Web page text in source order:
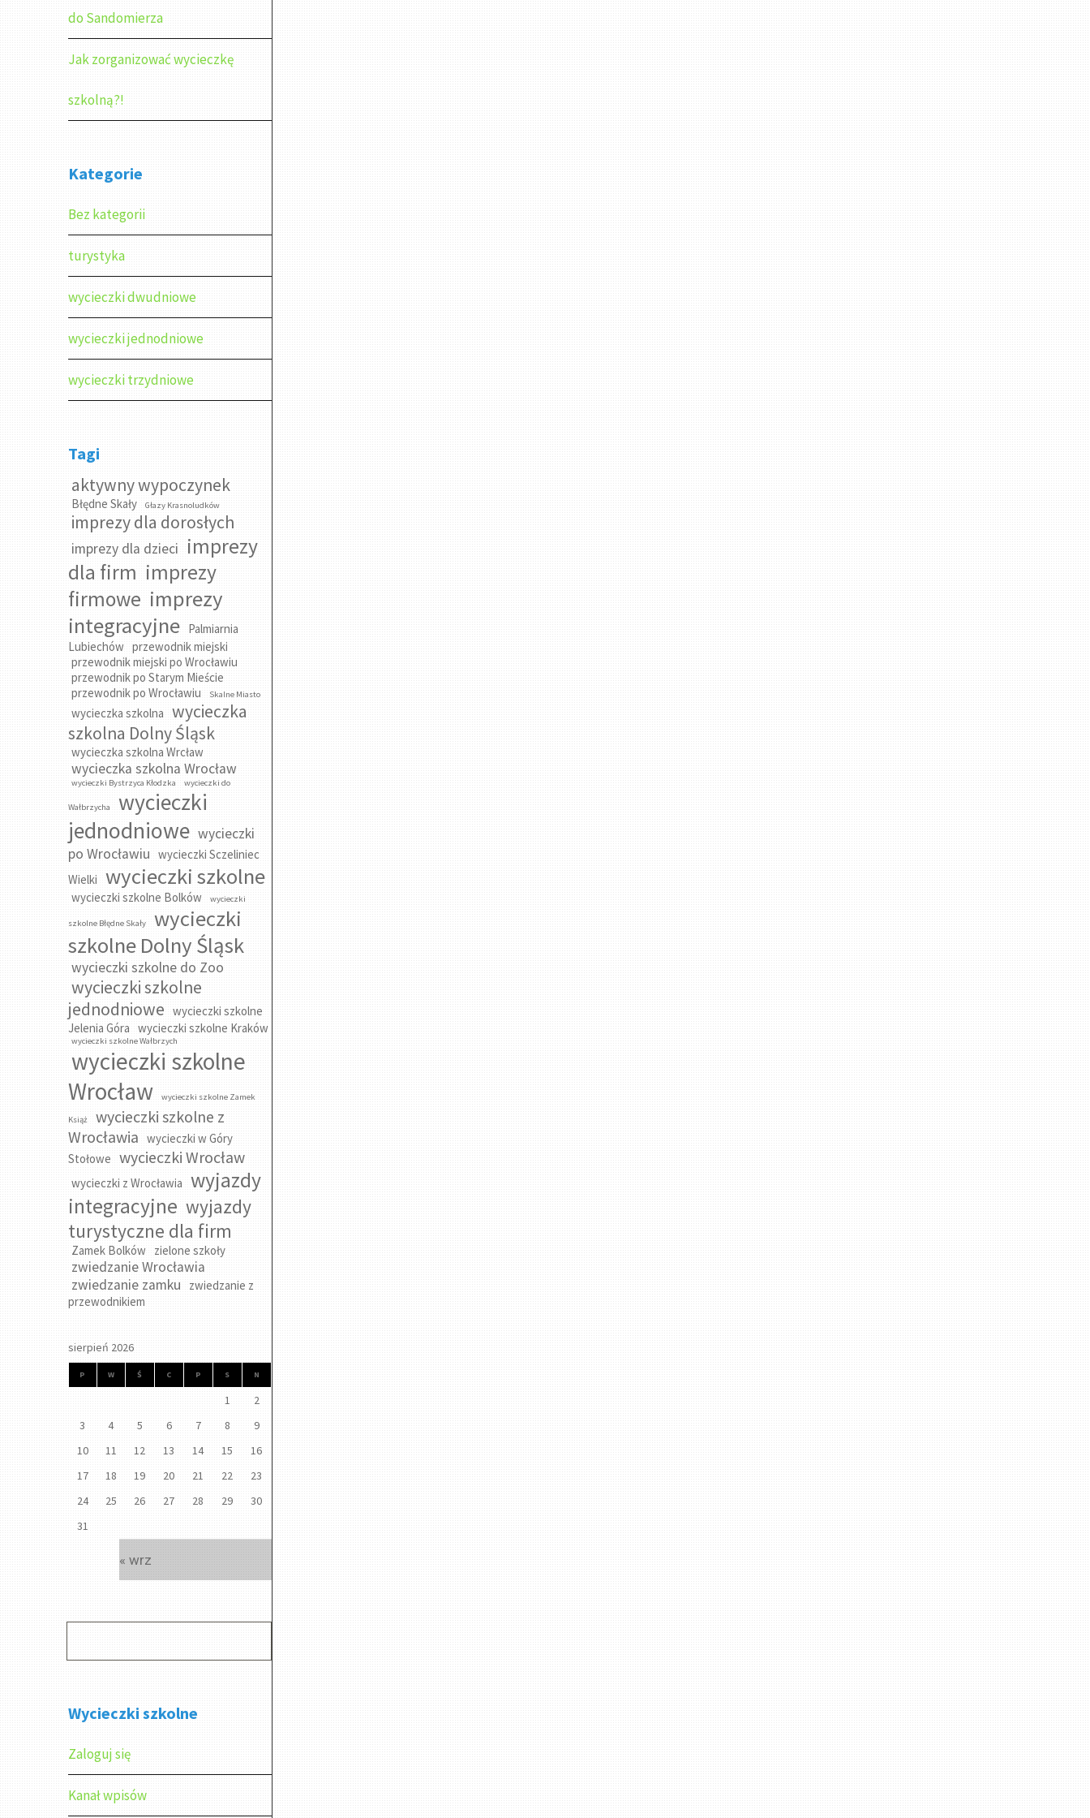
do Sandomierza
Jak zorganizować wycieczkę
szkolną?!
Kategorie
Bez kategorii
turystyka
wycieczki dwudniowe
wycieczki jednodniowe
wycieczki trzydniowe
Tagi
aktywny wypoczynek
Błędne Skały Głazy Krasnoludków
imprezy dla dorosłych
imprezy dla dzieci imprezy
dla firm imprezy
firmowe imprezy
integracyjne Palmiarnia
Lubiechów przewodnik miejski
przewodnik miejski po Wrocławiu
przewodnik po Starym Mieście
przewodnik po Wrocławiu
Skalne Miasto
wycieczka szkolna wycieczka
szkolna Dolny Śląsk
wycieczka szkolna Wrcław
wycieczka szkolna Wrocław
wycieczki Bystrzyca Kłodzka wycieczki do
Wałbrzycha
wycieczki
jednodniowe wycieczki
po Wrocławiu wycieczki Sczeliniec
Wielki wycieczki szkolne
wycieczki szkolne Bolków wycieczki
szkolne Błędne Skały
wycieczki
szkolne Dolny Śląsk
wycieczki szkolne do Zoo
wycieczki szkolne
jednodniowe wycieczki szkolne
Jelenia Góra wycieczki szkolne Kraków
wycieczki szkolne Wałbrzych
wycieczki szkolne
Wrocław
wycieczki szkolne Zamek
Książ
wycieczki szkolne z
Wrocławia wycieczki w Góry
Stołowe wycieczki Wrocław
wycieczki z Wrocławia wyjazdy
integracyjne wyjazdy
turystyczne dla firm
Zamek Bolków zielone szkoły
zwiedzanie Wrocławia
zwiedzanie zamku
zwiedzanie z
przewodnikiem
sierpień 2026
P W Ś C P S N
1
2
3
4 5 6 7 8
9
10
11 12 13 14 15
16
17
18 19 20 21 22
23
24
25 26 27 28 29
30
31
« wrz
Wycieczki szkolne
Zaloguj się
Kanał wpisów